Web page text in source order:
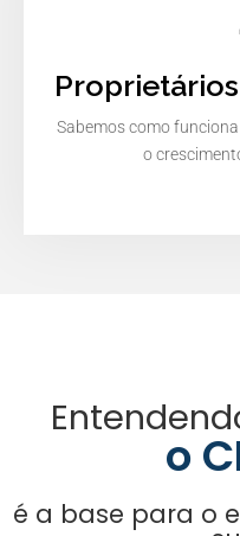
Sabemos como
o
o
é a base para o